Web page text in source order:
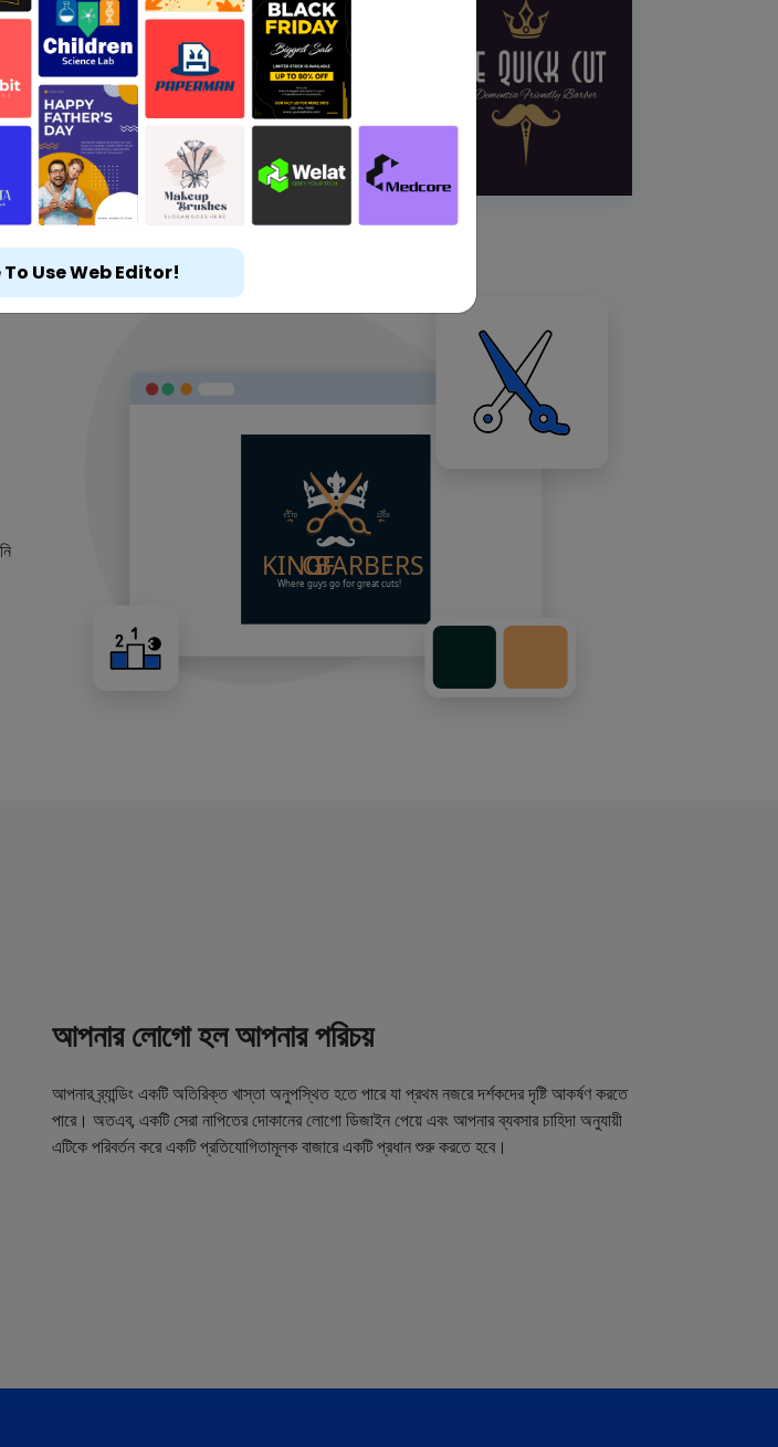
আপনার লোগো হল আপনার পরিচয়
আপনার ব্র্যান্ডিং একটি অতিরিক্ত খাস্তা অনুপস্থিত হতে পারে যা প্রথম নজরে দর্শকদের দৃষ্টি আকর্ষণ করতে
পারে। অতএব, একটি সেরা নাপিতের দোকানের লোগো ডিজাইন পেয়ে এবং আপনার ব্যবসার চাহিদা অনুযায়ী
এটিকে পরিবর্তন করে একটি প্রতিযোগিতামূলক বাজারে একটি প্রধান শুরু করতে হবে।
Use Web Editor!